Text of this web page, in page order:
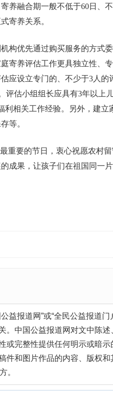
养融合期一般不低于60日、
寄养关系。
机构优先通过购买服务的方式
寄养评估工作更具独立性、
应设立专门的、不少于3人
评估小组组长应具有3年以上
利相关工作经验。另外，建立
等。
重要的节日，衷心祝愿农村
成果，让孩子们在祖国同一
益报道网”或“全民公益报道
。中国公益报道网对文中陈
或完整性提供任何明示或暗
件和图片作品的内容、版权
。